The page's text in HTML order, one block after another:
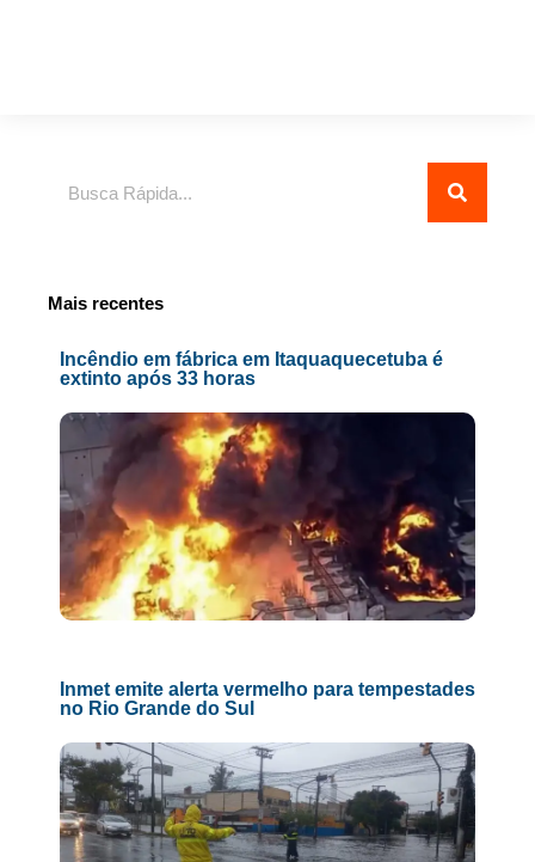
Mais recentes
Incêndio em fábrica em Itaquaquecetuba é
extinto após 33 horas
Inmet emite alerta vermelho para tempestades
no Rio Grande do Sul